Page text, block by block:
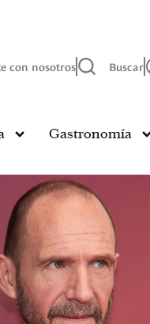
con nosotros Buscar
Gastronomía